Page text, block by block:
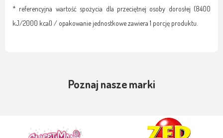
* referencyjna wartość spożycia dla przeciętnej osoby dorosłej (8400
kJ/2000 kcal) / opakowanie jednostkowe zawiera 1 porcję produktu.
Poznaj nasze marki